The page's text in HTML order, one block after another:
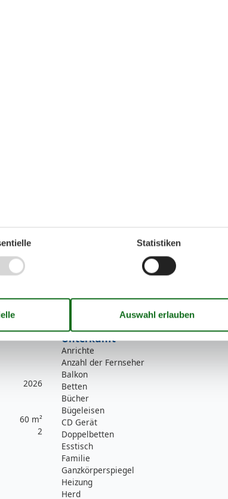
2026
60 m²
2
Unterkunft
Anrichte
Anzahl der Fernseher
Balkon
Betten
Bücher
Bügeleisen
CD Gerät
Doppelbetten
Esstisch
Familie
Ganzkörperspiegel
Heizung
Herd
Statistiken